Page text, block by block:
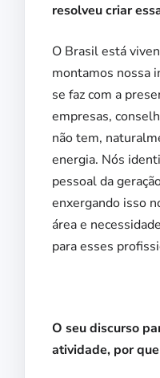
resolveu criar
O Brasil está
montamos nossa
se faz com a
empresas,
não tem,
energia. Nós
pessoal da
enxergando isso
área e
para esses
O seu discurso
atividade, por